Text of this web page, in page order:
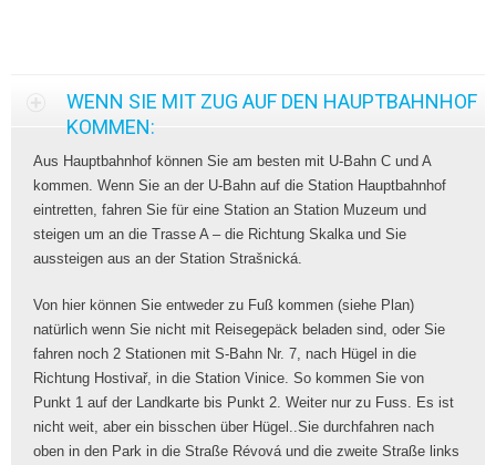
WENN SIE MIT ZUG AUF DEN HAUPTBAHNHOF
KOMMEN:
Aus Hauptbahnhof können Sie am besten mit U-Bahn C und A
kommen. Wenn Sie an der U-Bahn auf die Station Hauptbahnhof
eintretten, fahren Sie für eine Station an Station Muzeum und
steigen um an die Trasse A – die Richtung Skalka und Sie
aussteigen aus an der Station Strašnická.
Von hier können Sie entweder zu Fuß kommen (siehe Plan)
natürlich wenn Sie nicht mit Reisegepäck beladen sind, oder Sie
fahren noch 2 Stationen mit S-Bahn Nr. 7, nach Hügel in die
Richtung Hostivař, in die Station Vinice. So kommen Sie von
Punkt 1 auf der Landkarte bis Punkt 2. Weiter nur zu Fuss. Es ist
nicht weit, aber ein bisschen über Hügel..Sie durchfahren nach
oben in den Park in die Straße Révová und die zweite Straße links